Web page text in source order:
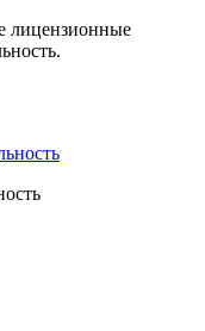
лицензионные